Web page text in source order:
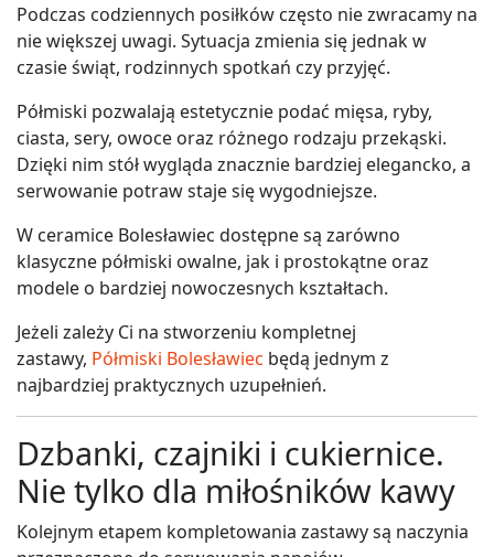
Podczas codziennych posiłków często nie zwracamy na
nie większej uwagi. Sytuacja zmienia się jednak w
czasie świąt, rodzinnych spotkań czy przyjęć.
Półmiski pozwalają estetycznie podać mięsa, ryby,
ciasta, sery, owoce oraz różnego rodzaju przekąski.
Dzięki nim stół wygląda znacznie bardziej elegancko, a
serwowanie potraw staje się wygodniejsze.
W ceramice Bolesławiec dostępne są zarówno
klasyczne półmiski owalne, jak i prostokątne oraz
modele o bardziej nowoczesnych kształtach.
Jeżeli zależy Ci na stworzeniu kompletnej
zastawy, Półmiski Bolesławiec będą jednym z
najbardziej praktycznych uzupełnień.
Dzbanki, czajniki i cukiernice.
Nie tylko dla miłośników kawy
Kolejnym etapem kompletowania zastawy są naczynia